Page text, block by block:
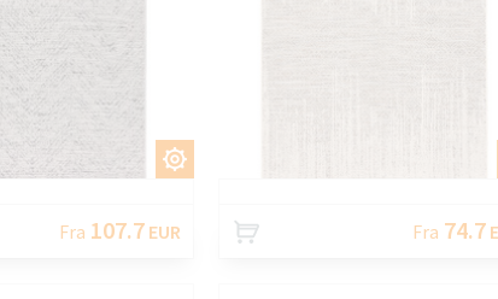
TILPAS
Fra 107.7 EUR Fra 74.7